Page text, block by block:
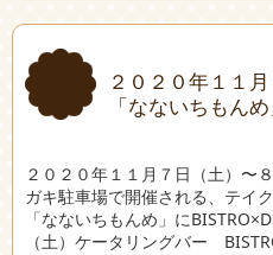
２０２０年１１
「なないちもんめ
２０２０年１１月７日（土）〜
ガキ駐車場で開催される、テイ
「なないちもんめ」に
（土）ケータリングバー